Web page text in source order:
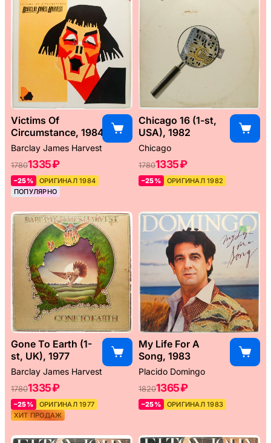
Victims Of
Circumstance, 1984
Barclay James Harvest
17801335 ₽
–25%
ОРИГИНАЛ 1984
ПОПУЛЯРНО
Chicago 16 (1-st,
USA), 1982
Chicago
17801335 ₽
–25% ОРИГИНАЛ 1982
Gone To Earth (1-
st, UK), 1977
Barclay James Harvest
17801335 ₽
–25%
ОРИГИНАЛ 1977
ХИТ ПРОДАЖ
My Life For A
Song, 1983
Placido Domingo
18201365 ₽
–25% ОРИГИНАЛ 1983